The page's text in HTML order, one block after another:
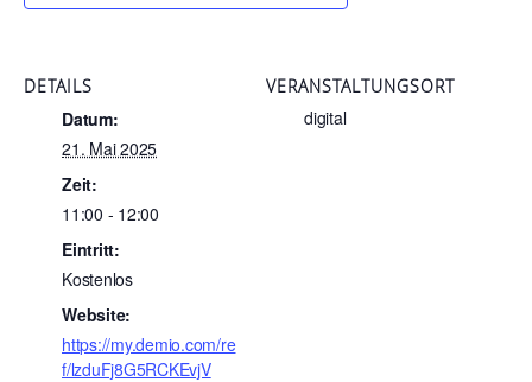
DETAILS
Datum:
21. Mai 2025
Zeit:
11:00 - 12:00
Eintritt:
Kostenlos
Website:
https://my.demio.com/re
f/lzduFj8G5RCKEvjV
VERANSTALTUNGSORT
digital